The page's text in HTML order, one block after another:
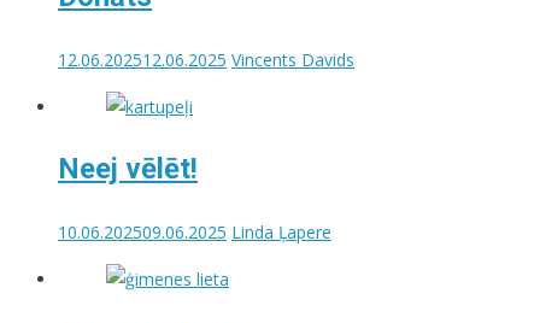
12.06.202512.06.2025 Vincents Davids
Neej vēlēt!
10.06.202509.06.2025 Linda Ļapere